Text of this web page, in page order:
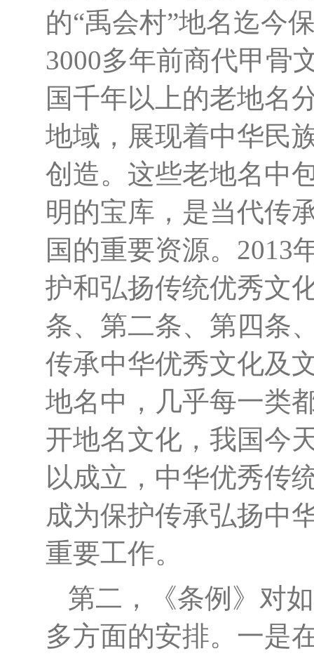
的“禹会村”地名迄今
3000多年前商代甲骨
国千年以上的老地名
地域，展现着中华民
创造。这些老地名中
明的宝库，是当代传
国的重要资源。2013
护和弘扬传统优秀文
条、第二条、第四条
传承中华优秀文化及
地名中，几乎每一类
开地名文化，我国今
以成立，中华优秀传
成为保护传承弘扬中
重要工作。
第二，《条例》对
多方面的安排。一是